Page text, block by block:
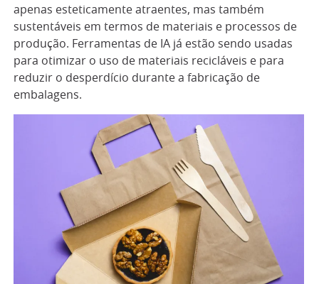
apenas esteticamente atraentes, mas também
sustentáveis em termos de materiais e processos de
produção. Ferramentas de IA já estão sendo usadas
para otimizar o uso de materiais recicláveis e para
reduzir o desperdício durante a fabricação de
embalagens.